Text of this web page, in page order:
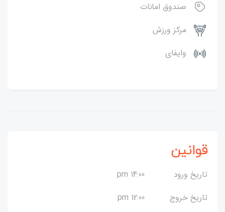
صندوق امانات
مرکز ورزش
وایفای
قوانین
تاریخ ورود
14:00 pm
تاریخ خروج
12:00 pm